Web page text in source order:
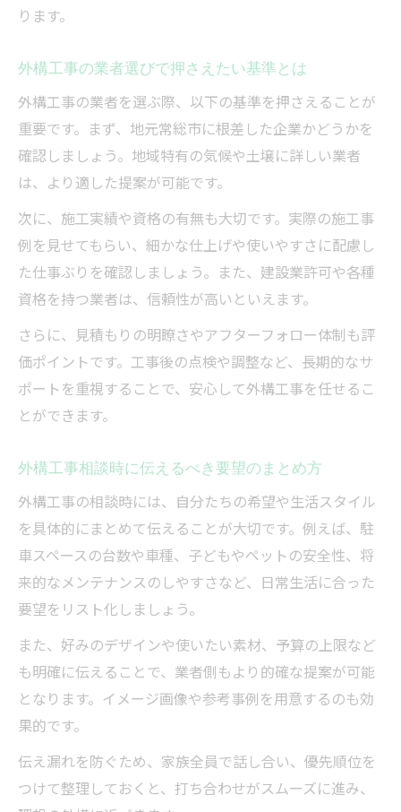
ります。
外構工事の業者選びで押さえたい基準とは
外構工事の業者を選ぶ際、以下の基準を押さえることが
重要です。まず、地元常総市に根差した企業かどうかを
確認しましょう。地域特有の気候や土壌に詳しい業者
は、より適した提案が可能です。
次に、施工実績や資格の有無も大切です。実際の施工事
例を見せてもらい、細かな仕上げや使いやすさに配慮し
た仕事ぶりを確認しましょう。また、建設業許可や各種
資格を持つ業者は、信頼性が高いといえます。
さらに、見積もりの明瞭さやアフターフォロー体制も評
価ポイントです。工事後の点検や調整など、長期的なサ
ポートを重視することで、安心して外構工事を任せるこ
とができます。
外構工事相談時に伝えるべき要望のまとめ方
外構工事の相談時には、自分たちの希望や生活スタイル
を具体的にまとめて伝えることが大切です。例えば、駐
車スペースの台数や車種、子どもやペットの安全性、将
来的なメンテナンスのしやすさなど、日常生活に合った
要望をリスト化しましょう。
また、好みのデザインや使いたい素材、予算の上限など
も明確に伝えることで、業者側もより的確な提案が可能
となります。イメージ画像や参考事例を用意するのも効
果的です。
伝え漏れを防ぐため、家族全員で話し合い、優先順位を
つけて整理しておくと、打ち合わせがスムーズに進み、